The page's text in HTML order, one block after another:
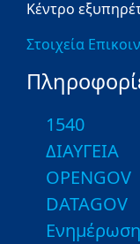
Κέντρο
Στοιχεία
1540
ΔΙΑΥΓΕΙΑ
OPENGOV
DATAGOV